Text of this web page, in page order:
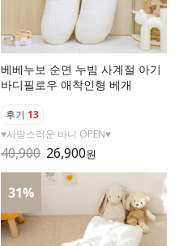
베베누보 순면 누빔 사계절 아기
바디필로우 애착인형 베개
후기 13
♥사랑스러운 바니 OPEN♥
40,900 26,900원
31%